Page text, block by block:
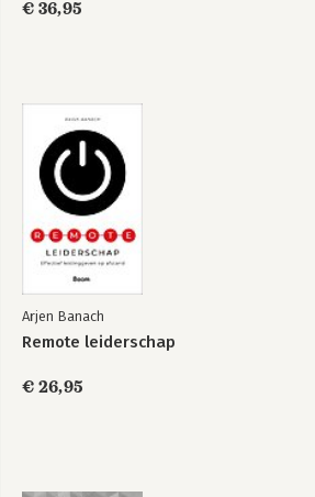
€ 36,95
Arjen Banach
Remote leiderschap
€ 26,95